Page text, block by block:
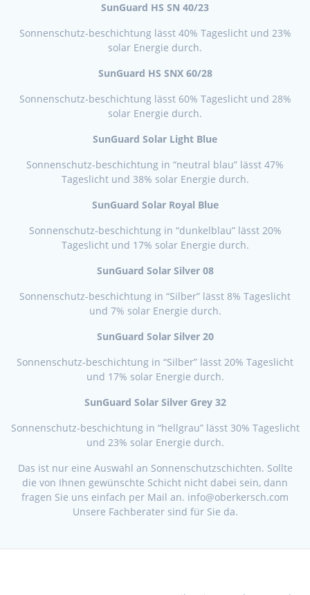
SunGuard HS SN 40/23
Sonnenschutz-beschichtung lässt 40% Tageslicht und 23%
solar Energie durch.
SunGuard HS SNX 60/28
Sonnenschutz-beschichtung lässt 60% Tageslicht und 28%
solar Energie durch.
SunGuard Solar Light Blue
Sonnenschutz-beschichtung in “neutral blau” lässt 47%
Tageslicht und 38% solar Energie durch.
SunGuard Solar Royal Blue
Sonnenschutz-beschichtung in “dunkelblau” lässt 20%
Tageslicht und 17% solar Energie durch.
SunGuard Solar Silver 08
Sonnenschutz-beschichtung in “Silber” lässt 8% Tageslicht
und 7% solar Energie durch.
SunGuard Solar Silver 20
Sonnenschutz-beschichtung in “Silber” lässt 20% Tageslicht
und 17% solar Energie durch.
SunGuard Solar Silver Grey 32
Sonnenschutz-beschichtung in “hellgrau” lässt 30% Tageslicht
und 23% solar Energie durch.
Das ist nur eine Auswahl an Sonnenschutzschichten. Sollte
die von Ihnen gewünschte Schicht nicht dabei sein, dann
fragen Sie uns einfach per Mail an. info@oberkersch.com
Unsere Fachberater sind für Sie da.